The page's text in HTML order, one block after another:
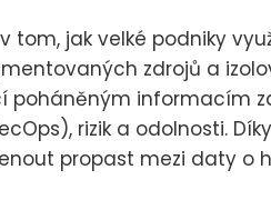
tom, jak velké podniky
zdrojů a
poháněným informacím
rizik a odolnosti.
propast mezi daty o